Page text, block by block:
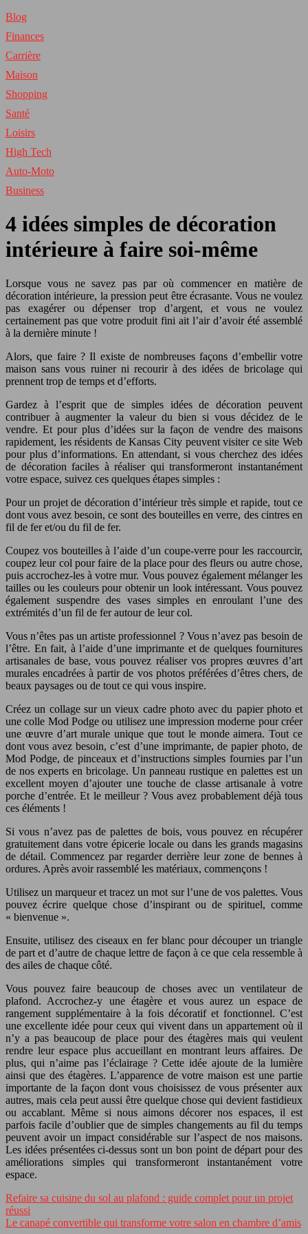
Blog
Finances
Carrière
Maison
Shopping
Santé
Loisirs
High Tech
Auto-Moto
Business
4 idées simples de décoration
intérieure à faire soi-même
Lorsque vous ne savez pas par où commencer en matière de
décoration intérieure, la pression peut être écrasante. Vous ne voulez
pas exagérer ou dépenser trop d’argent, et vous ne voulez
certainement pas que votre produit fini ait l’air d’avoir été assemblé
à la dernière minute !
Alors, que faire ? Il existe de nombreuses façons d’embellir votre
maison sans vous ruiner ni recourir à des idées de bricolage qui
prennent trop de temps et d’efforts.
Gardez à l’esprit que de simples idées de décoration peuvent
contribuer à augmenter la valeur du bien si vous décidez de le
vendre. Et pour plus d’idées sur la façon de vendre des maisons
rapidement, les résidents de Kansas City peuvent visiter ce site Web
pour plus d’informations. En attendant, si vous cherchez des idées
de décoration faciles à réaliser qui transformeront instantanément
votre espace, suivez ces quelques étapes simples :
Pour un projet de décoration d’intérieur très simple et rapide, tout ce
dont vous avez besoin, ce sont des bouteilles en verre, des cintres en
fil de fer et/ou du fil de fer.
Coupez vos bouteilles à l’aide d’un coupe-verre pour les raccourcir,
coupez leur col pour faire de la place pour des fleurs ou autre chose,
puis accrochez-les à votre mur. Vous pouvez également mélanger les
tailles ou les couleurs pour obtenir un look intéressant. Vous pouvez
également suspendre des vases simples en enroulant l’une des
extrémités d’un fil de fer autour de leur col.
Vous n’êtes pas un artiste professionnel ? Vous n’avez pas besoin de
l’être. En fait, à l’aide d’une imprimante et de quelques fournitures
artisanales de base, vous pouvez réaliser vos propres œuvres d’art
murales encadrées à partir de vos photos préférées d’êtres chers, de
beaux paysages ou de tout ce qui vous inspire.
Créez un collage sur un vieux cadre photo avec du papier photo et
une colle Mod Podge ou utilisez une impression moderne pour créer
une œuvre d’art murale unique que tout le monde aimera. Tout ce
dont vous avez besoin, c’est d’une imprimante, de papier photo, de
Mod Podge, de pinceaux et d’instructions simples fournies par l’un
de nos experts en bricolage. Un panneau rustique en palettes est un
excellent moyen d’ajouter une touche de classe artisanale à votre
porche d’entrée. Et le meilleur ? Vous avez probablement déjà tous
ces éléments !
Si vous n’avez pas de palettes de bois, vous pouvez en récupérer
gratuitement dans votre épicerie locale ou dans les grands magasins
de détail. Commencez par regarder derrière leur zone de bennes à
ordures. Après avoir rassemblé les matériaux, commençons !
Utilisez un marqueur et tracez un mot sur l’une de vos palettes. Vous
pouvez écrire quelque chose d’inspirant ou de spirituel, comme
« bienvenue ».
Ensuite, utilisez des ciseaux en fer blanc pour découper un triangle
de part et d’autre de chaque lettre de façon à ce que cela ressemble à
des ailes de chaque côté.
Vous pouvez faire beaucoup de choses avec un ventilateur de
plafond. Accrochez-y une étagère et vous aurez un espace de
rangement supplémentaire à la fois décoratif et fonctionnel. C’est
une excellente idée pour ceux qui vivent dans un appartement où il
n’y a pas beaucoup de place pour des étagères mais qui veulent
rendre leur espace plus accueillant en montrant leurs affaires. De
plus, qui n’aime pas l’éclairage ? Cette idée ajoute de la lumière
ainsi que des étagères. L’apparence de votre maison est une partie
importante de la façon dont vous choisissez de vous présenter aux
autres, mais cela peut aussi être quelque chose qui devient fastidieux
ou accablant. Même si nous aimons décorer nos espaces, il est
parfois facile d’oublier que de simples changements au fil du temps
peuvent avoir un impact considérable sur l’aspect de nos maisons.
Les idées présentées ci-dessus sont un bon point de départ pour des
améliorations simples qui transformeront instantanément votre
espace.
Refaire sa cuisine du sol au plafond : guide complet pour un projet
réussi
Le canapé convertible qui transforme votre salon en chambre d’amis